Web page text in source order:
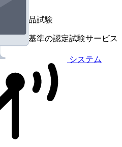
システム
スの製品試験
く国際基準の認定試験サービス